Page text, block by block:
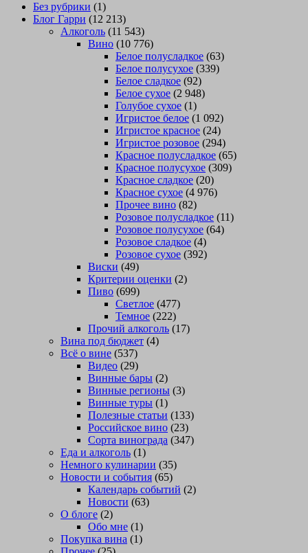
Без рубрики (1)
Блог Гарри (12 213)
Алкоголь (11 543)
Вино (10 776)
Белое полусладкое (63)
Белое полусухое (339)
Белое сладкое (92)
Белое сухое (2 948)
Голубое сухое (1)
Игристое белое (1 092)
Игристое красное (24)
Игристое розовое (294)
Красное полусладкое (65)
Красное полусухое (309)
Красное сладкое (20)
Красное сухое (4 976)
Прочее вино (82)
Розовое полусладкое (11)
Розовое полусухое (64)
Розовое сладкое (4)
Розовое сухое (392)
Виски (49)
Критерии оценки (2)
Пиво (699)
Светлое (477)
Темное (222)
Прочий алкоголь (17)
Вина под бюджет (4)
Всё о вине (537)
Видео (29)
Винные бары (2)
Винные регионы (3)
Винные туры (1)
Полезные статьи (133)
Российское вино (23)
Сорта винограда (347)
Еда и алкоголь (1)
Немного кулинарии (35)
Новости и события (65)
Календарь событий (2)
Новости (63)
О блоге (2)
Обо мне (1)
Покупка вина (1)